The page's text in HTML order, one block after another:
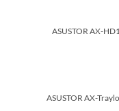
ASUSTOR AX-
ASUSTOR AX-